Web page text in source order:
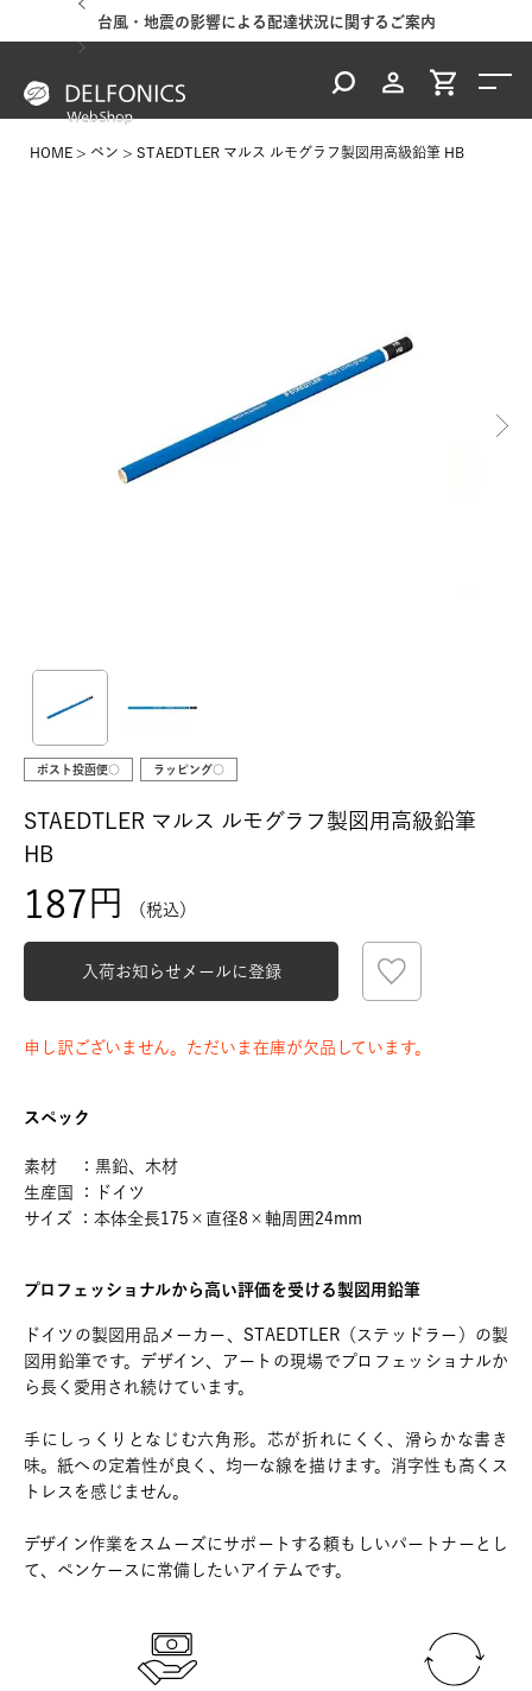
台風・地震の影響による配達状況に関するご案内
HOME ペン STAEDTLER マルス ルモグラフ製図用高級鉛筆 HB
ポスト投函便○ ラッピング○
STAEDTLER マルス ルモグラフ製図用高級鉛筆
HB
187 税込
入荷お知らせメールに登録
申し訳ございません。ただいま在庫が欠品しています。
スペック
素材 ：黒鉛、木材
生産国 ：ドイツ
サイズ ：本体全長175×直径8×軸周囲24mm
プロフェッショナルから高い評価を受ける製図用鉛筆
ドイツの製図用品メーカー、STAEDTLER（ステッドラー）の製
図用鉛筆です。デザイン、アートの現場でプロフェッショナルか
ら長く愛用され続けています。
手にしっくりとなじむ六角形。芯が折れにくく、滑らかな書き
味。紙への定着性が良く、均一な線を描けます。消字性も高くス
トレスを感じません。
デザイン作業をスムーズにサポートする頼もしいパートナーとし
て、ペンケースに常備したいアイテムです。